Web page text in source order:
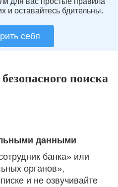
и оставайтесь бдительны.
себя
поиска
данными
банка» или
органов»,
и не озвучивайте